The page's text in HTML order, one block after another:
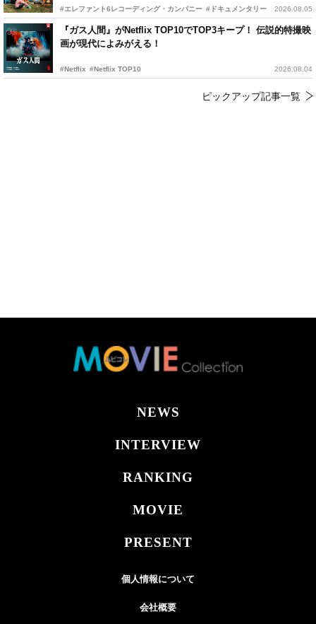
#エレファント6レコーディング・カンパニー #ドキュメンタリー 2026.08.05
『ガス人間』がNetflix TOP10でTOP3キープ！ 伝説的特撮映
画が現代によみがえる！
#Netflix #Netflix TOP10 2026.08.04
ピックアップ記事一覧
NEWS
INTERVIEW
RANKING
MOVIE
PRESENT
個人情報について
会社概要